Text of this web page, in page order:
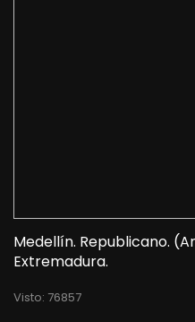
Medellín. Republicano.
Extremadura.
Visto: 76857